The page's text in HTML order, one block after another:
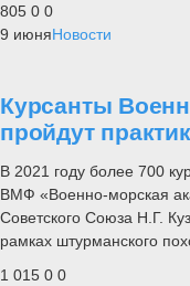
805 0 0
9 июняНовости
Курсанты
пройдут
В 2021 году более 700
ВМФ «Военно-морская
Советского Союза Н.Г.
рамках штурманского
1 015 0 0